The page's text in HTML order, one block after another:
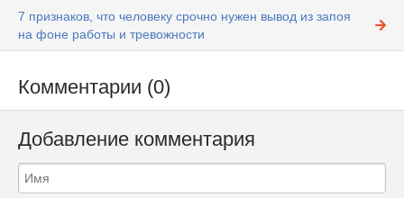
7 признаков, что человеку срочно нужен вывод из запоя
на фоне работы и тревожности
Комментарии (0)
Добавление комментария